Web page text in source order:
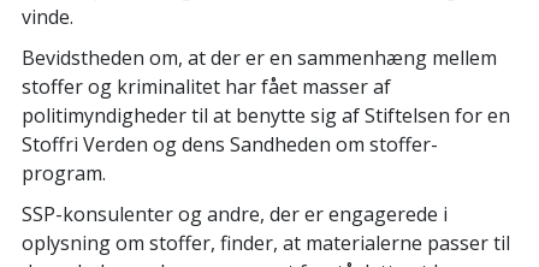
vinde.
Bevidstheden om, at der er en sammenhæng mellem
stoffer og kriminalitet har fået masser af
politimyndigheder til at benytte sig af Stiftelsen for en
Stoffri Verden og dens Sandheden om stoffer-
program.
SSP-konsulenter og andre, der er engagerede i
oplysning om stoffer, finder, at materialerne passer til